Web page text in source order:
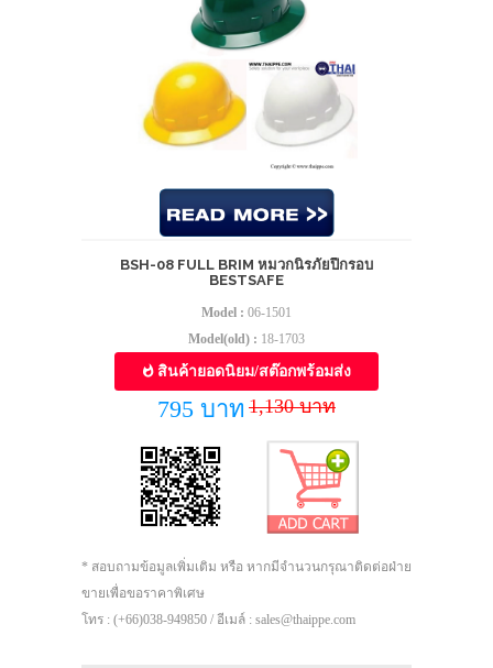
BSH-08 FULL BRIM หมวกนิรภัยปีกรอบ
BESTSAFE
Model : 06-1501
Model(old) : 18-1703
สินค้ายอดนิยม/สต๊อกพร้อมส่ง
795 บาท 1,130 บาท
* สอบถามข้อมูลเพิ่มเติม หรือ หากมีจำนวนกรุณาติดต่อฝ่าย
ขายเพื่อขอราคาพิเศษ
โทร : (+66)038-949850 / อีเมล์ : sales@thaippe.com